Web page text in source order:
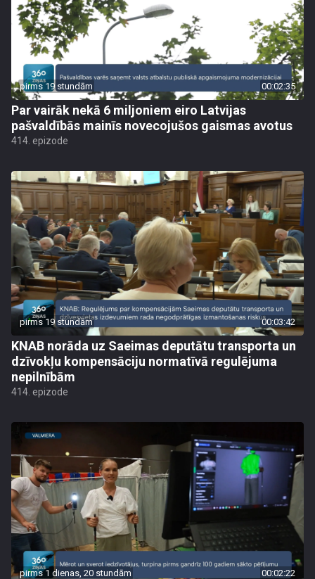
pirms 19 stundām 00:02:35
Par vairāk nekā 6 miljoniem eiro Latvijas
pašvaldībās mainīs novecojušos gaismas avotus
414. epizode
pirms 19 stundām 00:03:42
KNAB norāda uz Saeimas deputātu transporta un
dzīvokļu kompensāciju normatīvā regulējuma
nepilnībām
414. epizode
pirms 1 dienas, 20 stundām 00:02:22